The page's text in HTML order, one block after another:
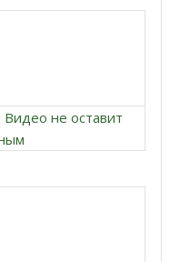
Видео не оставит